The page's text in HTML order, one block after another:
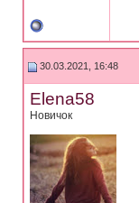
30.03.2021, 16:48
Elena58
Новичок